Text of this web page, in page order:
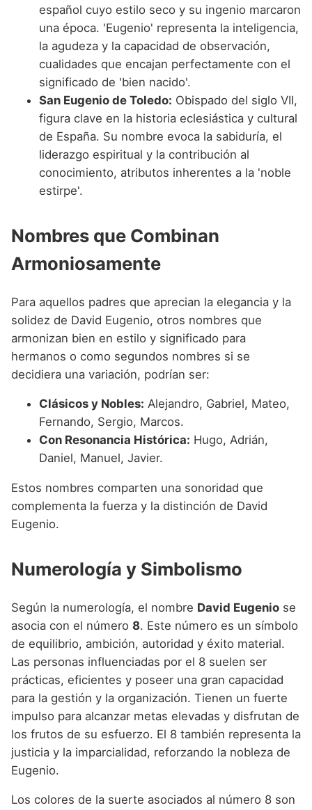
español cuyo estilo seco y su ingenio marcaron
una época. 'Eugenio' representa la inteligencia,
la agudeza y la capacidad de observación,
cualidades que encajan perfectamente con el
significado de 'bien nacido'.
San Eugenio de Toledo: Obispado del siglo VII,
figura clave en la historia eclesiástica y cultural
de España. Su nombre evoca la sabiduría, el
liderazgo espiritual y la contribución al
conocimiento, atributos inherentes a la 'noble
estirpe'.
Nombres que Combinan
Armoniosamente
Para aquellos padres que aprecian la elegancia y la
solidez de David Eugenio, otros nombres que
armonizan bien en estilo y significado para
hermanos o como segundos nombres si se
decidiera una variación, podrían ser:
Clásicos y Nobles: Alejandro, Gabriel, Mateo,
Fernando, Sergio, Marcos.
Con Resonancia Histórica: Hugo, Adrián,
Daniel, Manuel, Javier.
Estos nombres comparten una sonoridad que
complementa la fuerza y la distinción de David
Eugenio.
Numerología y Simbolismo
Según la numerología, el nombre David Eugenio se
asocia con el número 8. Este número es un símbolo
de equilibrio, ambición, autoridad y éxito material.
Las personas influenciadas por el 8 suelen ser
prácticas, eficientes y poseer una gran capacidad
para la gestión y la organización. Tienen un fuerte
impulso para alcanzar metas elevadas y disfrutan de
los frutos de su esfuerzo. El 8 también representa la
justicia y la imparcialidad, reforzando la nobleza de
Eugenio.
Los colores de la suerte asociados al número 8 son